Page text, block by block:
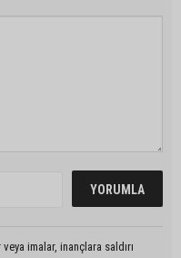
imalar, inançlara saldırı